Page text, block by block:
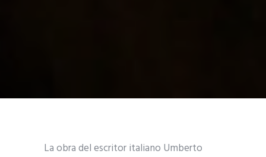
La obra del escritor italiano Umberto